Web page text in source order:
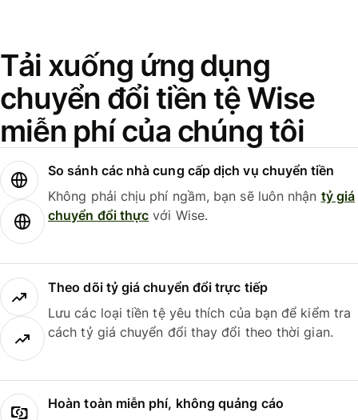
Tải xuống ứng dụng
chuyển đổi tiền tệ Wise
miễn phí của chúng tôi
So sánh các nhà cung cấp dịch vụ chuyển tiền
Không phải chịu phí ngầm, bạn sẽ luôn nhận tỷ giá
chuyển đổi thực với Wise.
Theo dõi tỷ giá chuyển đổi trực tiếp
Lưu các loại tiền tệ yêu thích của bạn để kiểm tra
cách tỷ giá chuyển đổi thay đổi theo thời gian.
Hoàn toàn miễn phí, không quảng cáo